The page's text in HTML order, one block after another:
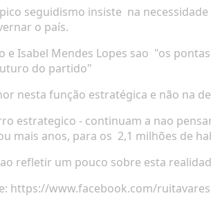
seguidismo insiste na
o país.
e Isabel Mendes Lopes sao "os
do partido"
nesta função estratégica e não na
estrategico - continuam a nao
mais anos, para os 2,1 milhões de
refletir um pouco sobre esta
https://www.facebook.com/